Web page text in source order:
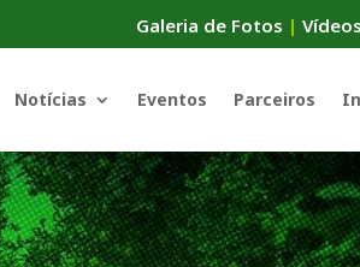
Galeria de Fotos | Vídeos
Notícias Eventos Parceiros